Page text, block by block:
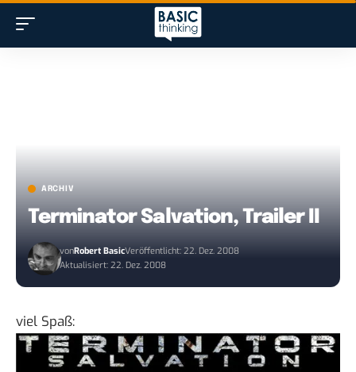
ARCHIV
Terminator Salvation, Trailer II
vonRobert BasicVeröffentlicht: 22. Dez. 2008
Aktualisiert: 22. Dez. 2008
viel Spaß: